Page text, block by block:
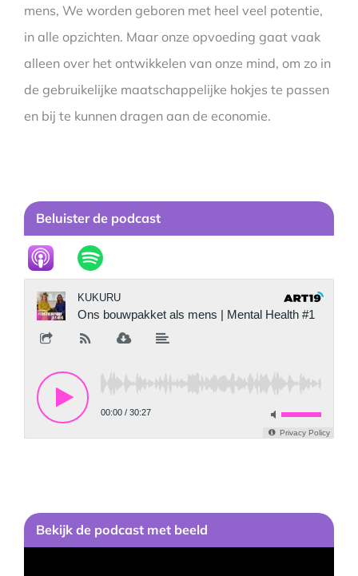
mens, We worden geboren met heel veel potentie,
in alle opzichten. Maar onze opvoeding gaat vaak
alleen over het ontwikkelen van onze mind, om zo in
de gebruikelijke maatschappelijke hokjes te passen
en bij te kunnen dragen aan de economie.
Beluister de podcast
Bekijk de podcast met beeld